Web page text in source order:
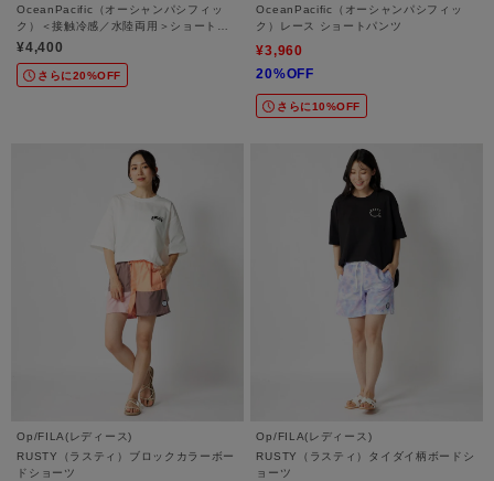
OceanPacific（オーシャンパシフィッ
ク）＜接触冷感／水陸両用＞ショートパ
ンツ｜スーパーナイロンクール
¥4,400
さらに20%OFF
OceanPacific（オーシャンパシフィッ
ク）レース ショートパンツ
¥3,960
20%OFF
さらに10%OFF
Op/FILA(レディース)
RUSTY（ラスティ）ブロックカラーボー
ドショーツ
Op/FILA(レディース)
RUSTY（ラスティ）タイダイ柄ボードシ
ョーツ